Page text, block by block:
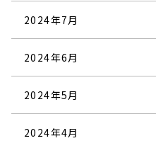
2024年7月
2024年6月
2024年5月
2024年4月